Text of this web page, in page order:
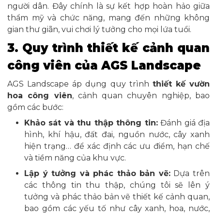
người dân. Đây chính là sự kết hợp hoàn hảo giữa
thẩm mỹ và chức năng, mang đến những không
gian thư giãn, vui chơi lý tưởng cho mọi lứa tuổi.
3. Quy trình thiết kế cảnh quan
công viên của AGS Landscape
AGS Landscape áp dụng quy trình thiết kế vườn
hoa công viên, cảnh quan chuyên nghiệp, bao
gồm các bước:
Khảo sát và thu thập thông tin:Đánh giá địa
hình, khí hậu, đất đai, nguồn nước, cây xanh
hiện trạng… để xác định các ưu điểm, hạn chế
và tiềm năng của khu vực.
Lập ý tưởng và phác thảo bản vẽ:Dựa trên
các thông tin thu thập, chúng tôi sẽ lên ý
tưởng và phác thảo bản vẽ thiết kế cảnh quan,
bao gồm các yếu tố như cây xanh, hoa, nước,